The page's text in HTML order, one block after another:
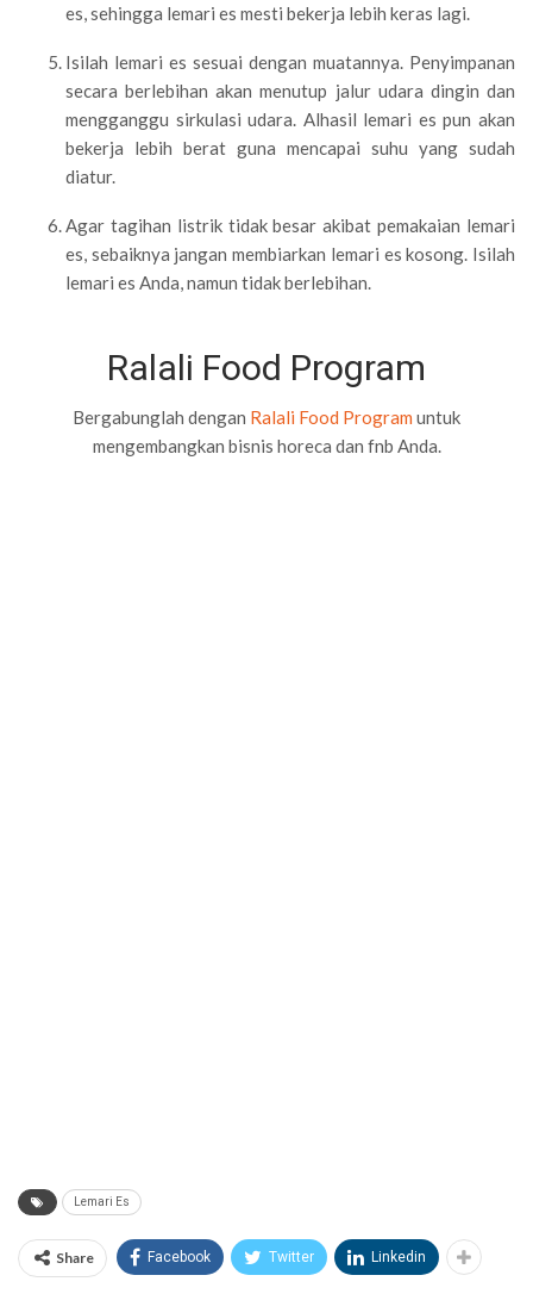
es, sehingga lemari es mesti bekerja lebih keras lagi.
Isilah lemari es sesuai dengan muatannya. Penyimpanan
secara berlebihan akan menutup jalur udara dingin dan
mengganggu sirkulasi udara. Alhasil lemari es pun akan
bekerja lebih berat guna mencapai suhu yang sudah
diatur.
Agar tagihan listrik tidak besar akibat pemakaian lemari
es, sebaiknya jangan membiarkan lemari es kosong. Isilah
lemari es Anda, namun tidak berlebihan.
Ralali Food Program
Bergabunglah dengan Ralali Food Program untuk
mengembangkan bisnis horeca dan fnb Anda.
Lemari Es
Share Facebook Twitter Linkedin